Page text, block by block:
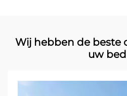
Wij hebben de beste
uw